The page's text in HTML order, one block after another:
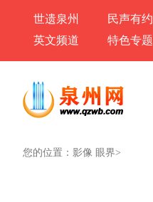
世遗泉州 民声有约
英文频道
特色专题
您的位置： 影像 眼界>